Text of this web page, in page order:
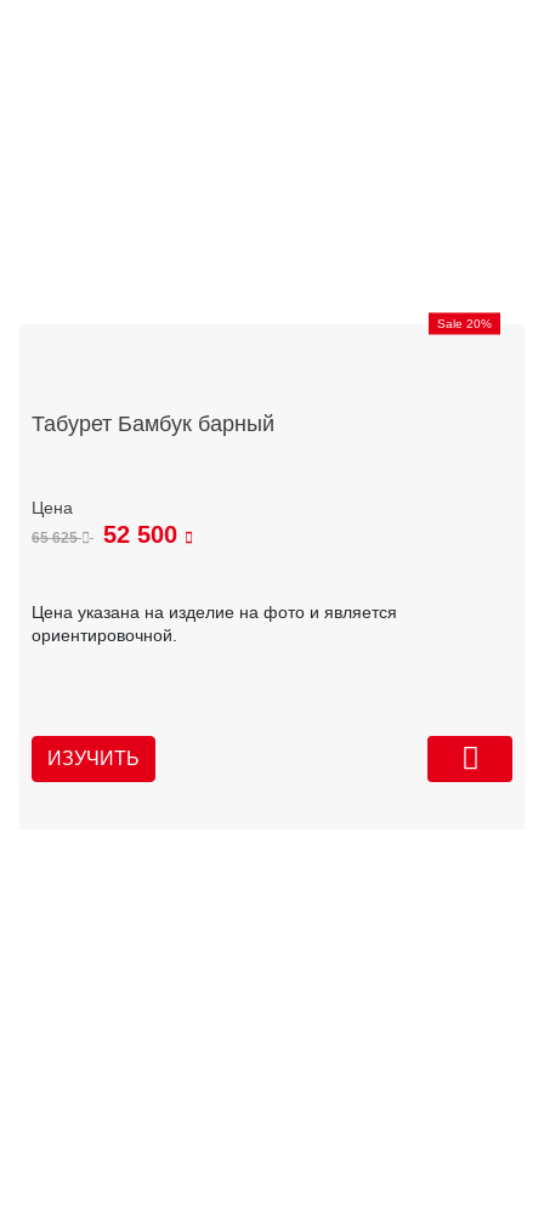
Sale 20%
Табурет Бамбук барный
65 625 52 500
Цена указана на изделие на фото и является
ориентировочной.
ИЗУЧИТЬ